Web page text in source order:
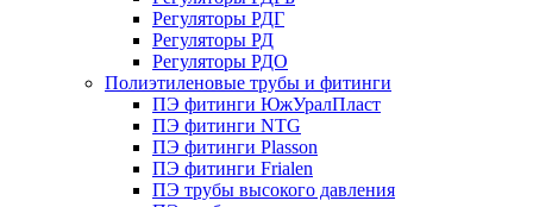
Регуляторы РДГ
Регуляторы РД
Регуляторы РДО
Полиэтиленовые трубы и фитинги
ПЭ фитинги ЮжУралПласт
ПЭ фитинги NTG
ПЭ фитинги Plasson
ПЭ фитинги Frialen
ПЭ трубы высокого давления